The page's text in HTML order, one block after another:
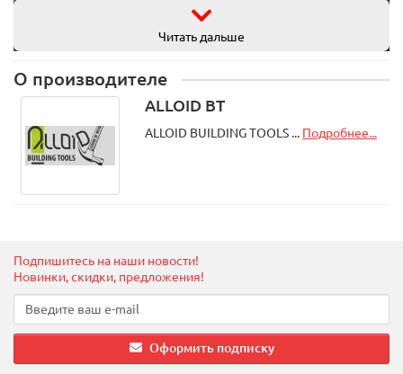
Виконання за стандартами DIN 338. Спіральні свердла
Alloid виконано за загальноприйнятими стандартами DIN
338. Заточка спіралі й кінцевика, форма хвостовика
підійдуть для будь-якого варіанту застосування.
інструментальну сталь Р6М5, що має підвищені
135 градусів, що є оптимальним для матеріалу, що
обробляється
Швидке відведення стружки завдяки оптимальному куту
нахилу ріжучої спіралі та широкому профілю канавки
Свердла діаметром до 13 мм мають циліндричний
Читать дальше
О производителе
ALLOID BT
ALLOID BUILDING TOOLS ... Подробнее...
Подпишитесь на наши новости!
Новинки, скидки, предложения!
Оформить подписку